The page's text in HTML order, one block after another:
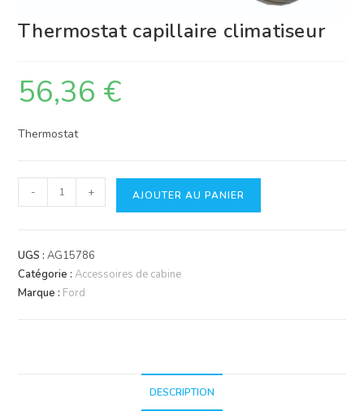
Thermostat capillaire climatiseur
56,36 €
Thermostat
quantité
de
capillaire
climatiseur
- + AJOUTER AU PANIER
UGS :AG15786
Catégorie :Accessoires de cabine
Marque : Ford
DESCRIPTION